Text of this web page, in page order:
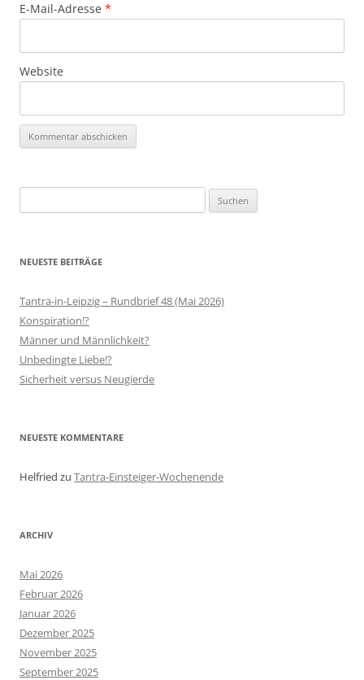
E-Mail-Adresse *
Website
nach:
NEUESTE BEITRÄGE
Tantra-in-Leipzig – Rundbrief 48 (Mai 2026)
Konspiration!?
Männer und Männlichkeit?
Unbedingte Liebe!?
Sicherheit versus Neugierde
NEUESTE KOMMENTARE
Helfried zu Tantra-Einsteiger-Wochenende
ARCHIV
Mai 2026
Februar 2026
Januar 2026
Dezember 2025
November 2025
September 2025